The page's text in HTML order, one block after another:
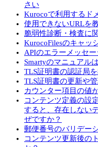
さい
Kurocoで利用するド
使用できないURLを
脆弱性診断・検査に
KurocoFilesのキャッ
APIのエラーメッセ
Smartyのマニュアル
TLS証明書の認証局
TLS証明書の更新や
カウンター項目の値
コンテンツ定義の設
すると、存在しない
ぜですか？
郵便番号のバリデー
コンテンツ更新後の